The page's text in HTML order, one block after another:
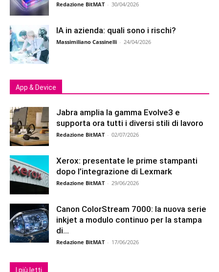
Redazione BitMAT - 30/04/2026
IA in azienda: quali sono i rischi?
Massimiliano Cassinelli - 24/04/2026
App & Device
Jabra amplia la gamma Evolve3 e
supporta ora tutti i diversi stili di lavoro
Redazione BitMAT - 02/07/2026
Xerox: presentate le prime stampanti
dopo l’integrazione di Lexmark
Redazione BitMAT - 29/06/2026
Canon ColorStream 7000: la nuova serie
inkjet a modulo continuo per la stampa
di...
Redazione BitMAT - 17/06/2026
I più letti